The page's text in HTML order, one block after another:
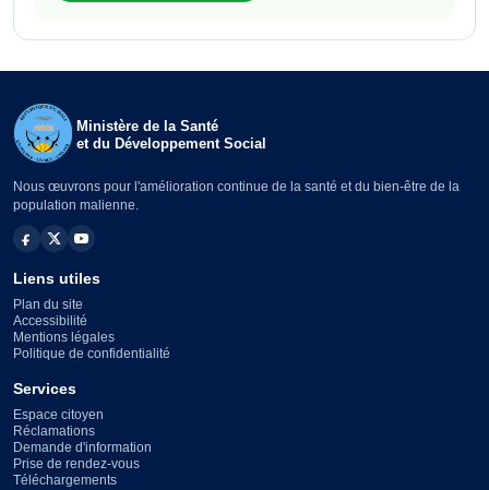
Ministère de la Santé
et du Développement Social
Nous œuvrons pour l'amélioration continue de la santé et du bien-être de la
population malienne.
Liens utiles
Plan du site
Accessibilité
Mentions légales
Politique de confidentialité
Services
Espace citoyen
Réclamations
Demande d'information
Prise de rendez-vous
Téléchargements